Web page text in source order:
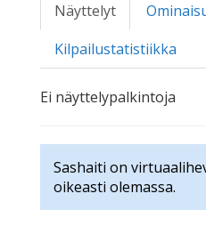
Näyttelyt
Kilpailustatistiikka
Ei näyttelypalkintoja
Sashaiti on
oikeasti olemassa.